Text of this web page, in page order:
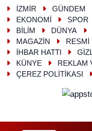
İZMİR GÜNDEM
EKONOMİ
SPOR
BİLİM
DÜNYA
MAGAZİN
RESMİ
İHBAR HATTI
KÜNYE
REKLAM
ÇEREZ POLİTİKASI